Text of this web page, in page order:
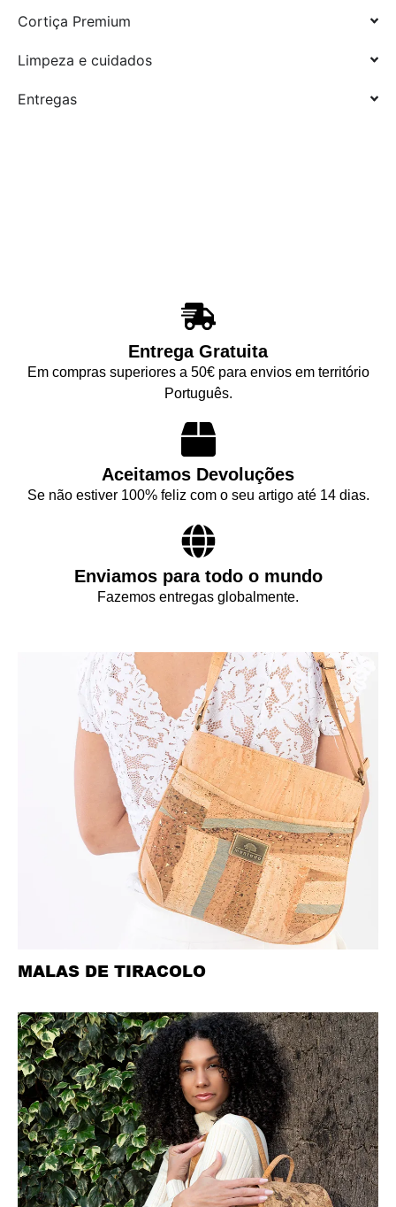
Cortiça Premium
Limpeza e cuidados
Entregas
Entrega Gratuita
Em compras superiores a 50€ para envios em território
Português.
Aceitamos Devoluções
Se não estiver 100% feliz com o seu artigo até 14 dias.
Enviamos para todo o mundo
Fazemos entregas globalmente.
MALAS DE TIRACOLO